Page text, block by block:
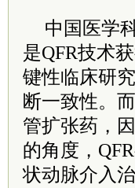
中国医学
是QFR技术
键性临床研
断一致性。
管扩张药，
的角度，
状动脉介入